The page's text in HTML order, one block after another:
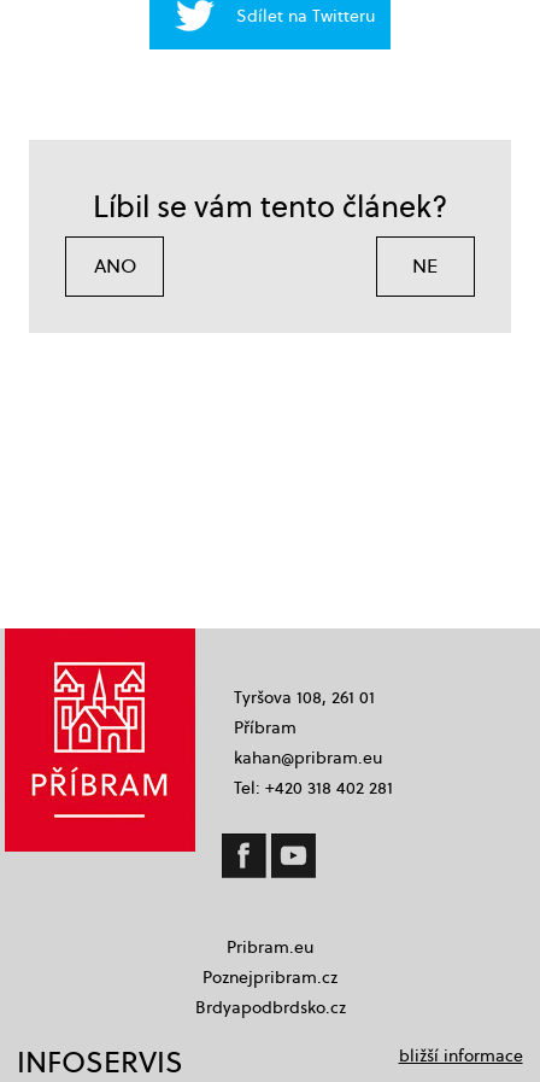
Sdílet na Twitteru
Líbil se vám tento článek?
ANO NE
Tyršova 108, 261 01
Příbram
kahan@pribram.eu
Tel: +420 318 402 281
Pribram.eu
Poznejpribram.cz
Brdyapodbrdsko.cz
INFOSERVIS bližší informace